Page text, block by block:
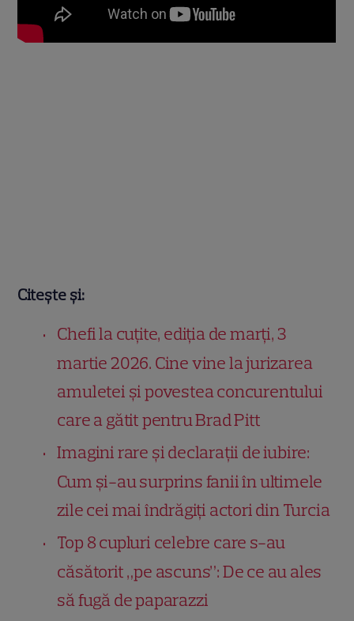
Citește și:
Chefi la cuțite, ediția de marți, 3
martie 2026. Cine vine la jurizarea
amuletei și povestea concurentului
care a gătit pentru Brad Pitt
Imagini rare și declarații de iubire:
Cum și-au surprins fanii în ultimele
zile cei mai îndrăgiți actori din Turcia
Top 8 cupluri celebre care s-au
căsătorit „pe ascuns”: De ce au ales
să fugă de paparazzi